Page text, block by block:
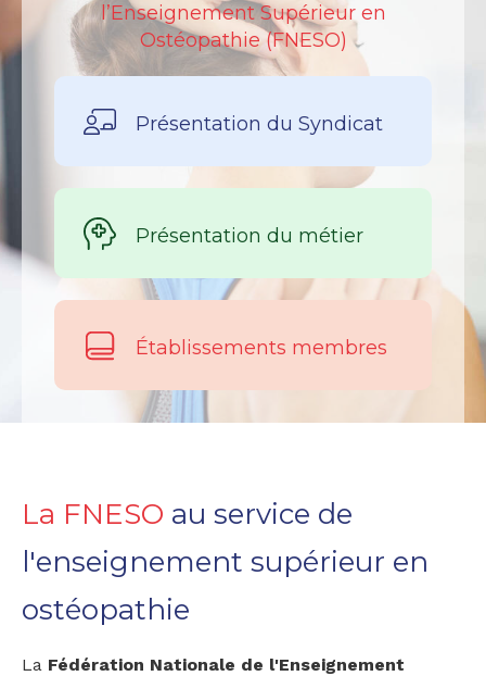
l’Enseignement Supérieur en
Ostéopathie (FNESO)
Présentation du Syndicat
Présentation du métier
Établissements membres
La FNESO au service de
l'enseignement supérieur en
ostéopathie
La Fédération Nationale de l'Enseignement